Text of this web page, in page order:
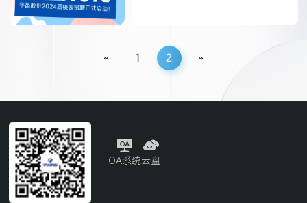
« 1 2 »
OA系统云盘